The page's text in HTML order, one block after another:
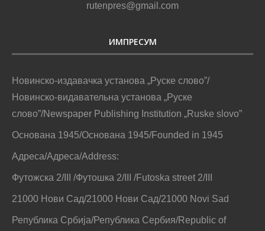
rutenpres@gmail.com
ИМПРЕСУМ
Новинско-издавачка установа „Руске слово”/
Новинско-видавательна установа „Руске
слово”/Newspaper Publishing Institution „Ruske slovo”
Основана 1945/Основана 1945/Founded in 1945
Адреса/Адреса/Address:
Футожска 2/III /Футошка 2/III /Futoska street 2/III
21000 Нови Сад/21000 Нови Сад/21000 Novi Sad
Република Србија/Република Сербия/Republic of